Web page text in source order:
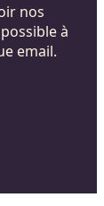
nos
à
email.